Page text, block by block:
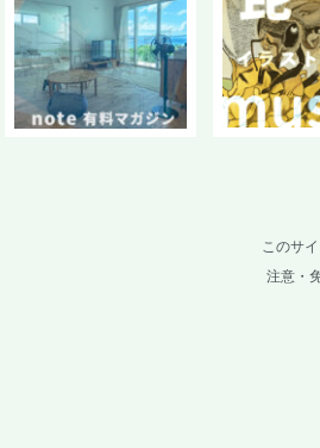
このサ
注意・